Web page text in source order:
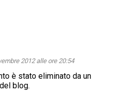
2012 alle ore 20:54
è stato eliminato da un
blog.